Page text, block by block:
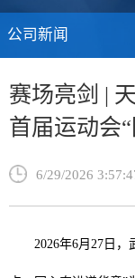
公司新闻
赛场亮剑 |
首届运动会
6/29/2026
2026年6月 27 日，